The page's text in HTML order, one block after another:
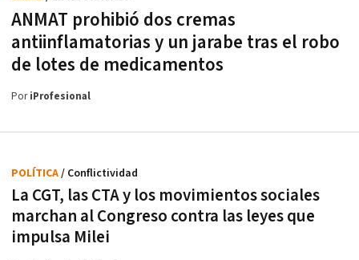
ANMAT prohibió dos cremas
antiinflamatorias y un jarabe tras el robo
de lotes de medicamentos
PoriProfesional
La CGT, las CTA y los movimientos sociales
marchan al Congreso contra las leyes que
impulsa Milei
POLÍTICA/ Conflictividad